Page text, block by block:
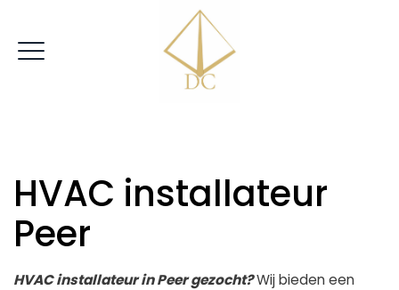
HVAC installateur
Peer
HVAC installateur in Peer gezocht?Wij bieden een